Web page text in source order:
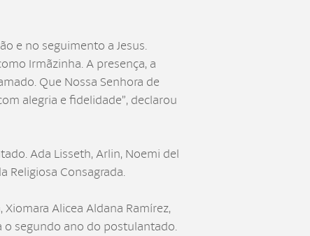
e no seguimento a Jesus.
Irmãzinha. A presença, a
Que Nossa Senhora de
alegria e fidelidade”, declarou
Ada Lisseth, Arlin, Noemi del
Religiosa Consagrada.
Xiomara Alicea Aldana Ramírez,
o segundo ano do postulantado.